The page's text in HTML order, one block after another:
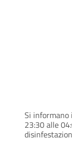
Si
23:30 alle